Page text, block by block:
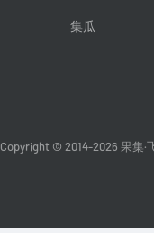
集瓜
Copyright © 2014-2026 果集·